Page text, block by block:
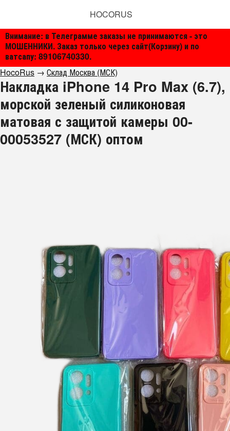
Внимание: в Телеграмме заказы не принимаются - это
МОШЕННИКИ. Заказ только через сайт(Корзину) и по
ватсапу: 89106740330.
HOCORUS
HocoRus → Склад Москва (МСК)
Накладка iPhone 14 Pro Max (6.7),
морской зеленый силиконовая
матовая с защитой камеры 00-
00053527 (МСК) оптом